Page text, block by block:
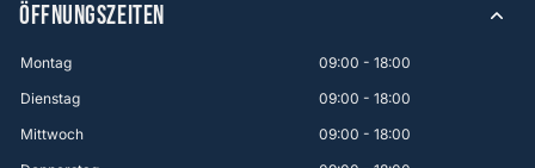
ÖFFNUNGSZEITEN
Montag
09:00 - 18:00
Dienstag
09:00 - 18:00
Mittwoch
09:00 - 18:00